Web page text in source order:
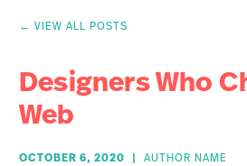
← VIEW ALL POSTS
Designers Who
Web
OCTOBER 6, 2020 AUTHOR NAME